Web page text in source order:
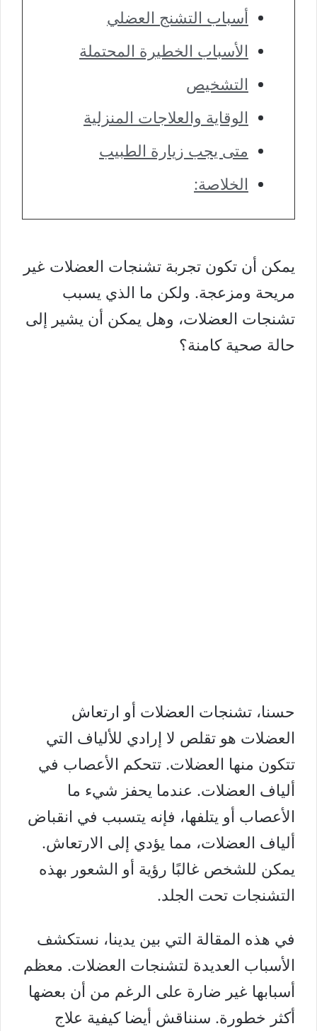
أسباب التشنج العضلي
الأسباب الخطيرة المحتملة
التشخيص
الوقاية والعلاجات المنزلية
متى يجب زيارة الطبيب
الخلاصة:
يمكن أن تكون تجربة تشنجات العضلات غير
مريحة ومزعجة. ولكن ما الذي يسبب
تشنجات العضلات، وهل يمكن أن يشير إلى
حالة صحية كامنة؟
حسنا، تشنجات العضلات أو ارتعاش
العضلات هو تقلص لا إرادي للألياف التي
تتكون منها العضلات. تتحكم الأعصاب في
ألياف العضلات. عندما يحفز شيء ما
الأعصاب أو يتلفها، فإنه يتسبب في انقباض
ألياف العضلات، مما يؤدي إلى الارتعاش.
يمكن للشخص غالبًا رؤية أو الشعور بهذه
التشنجات تحت الجلد.
في هذه المقالة التي بين يدينا، نستكشف
الأسباب العديدة لتشنجات العضلات. معظم
أسبابها غير ضارة على الرغم من أن بعضها
أكثر خطورة. سنناقش أيضا كيفية علاج